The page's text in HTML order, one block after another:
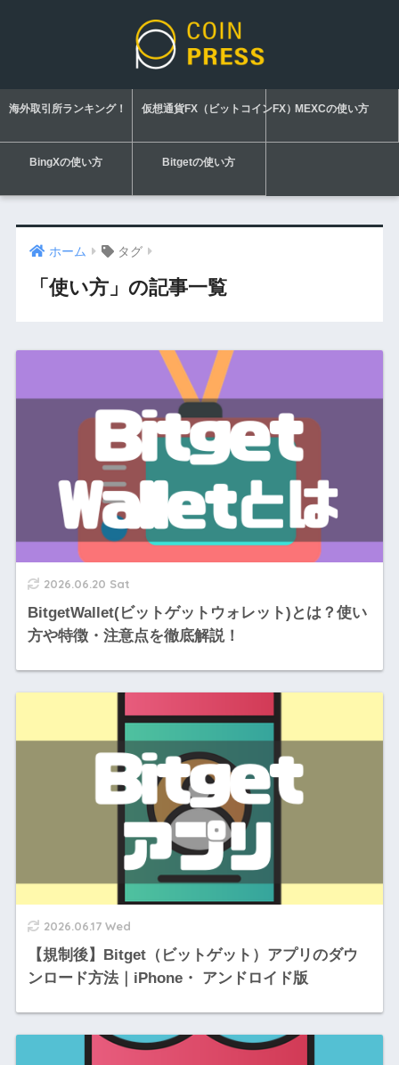
海外取引所ランキング！ 仮想通貨FX（ビットコインFX）MEXCの使い方
BingXの使い方 Bitgetの使い方
ホーム タグ
「使い方」の記事一覧
2026.06.20 Sat
BitgetWallet(ビットゲットウォレット)とは？使い
方や特徴・注意点を徹底解説！
2026.06.17 Wed
【規制後】Bitget（ビットゲット）アプリのダウ
ンロード方法｜iPhone・ アンドロイド版